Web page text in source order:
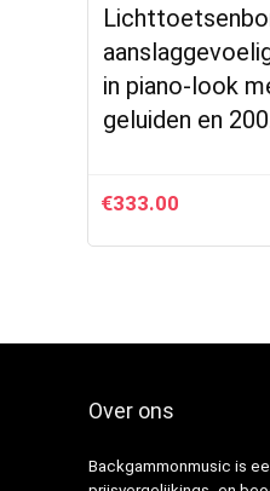
in piano-look
geluiden en
€333.00
Over ons
Backgammonmusic is